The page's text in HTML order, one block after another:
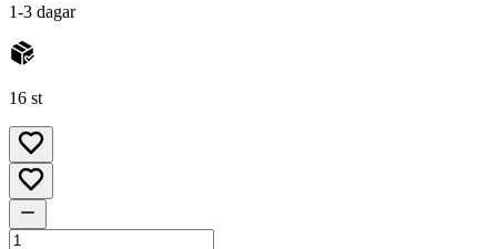
1-3 dagar
16 st